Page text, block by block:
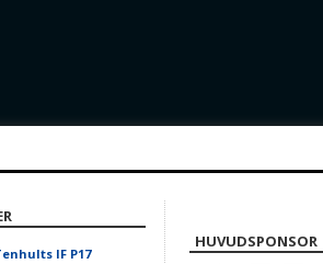
IF P17
HUVUDSPONSOR